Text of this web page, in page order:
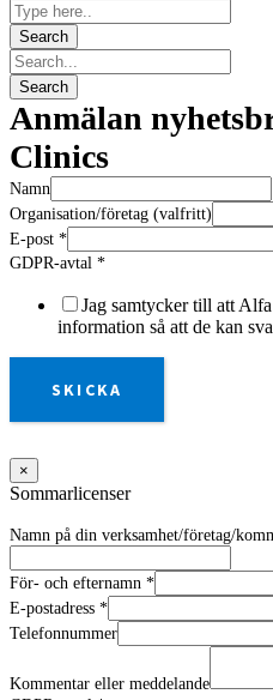
Anmälan
Clinics
Namn
Organisation/företag (valfritt)
E-post *
GDPR-avtal *
Jag samtycker till att
information så att de kan
SKICKA
×
Sommarlicenser
Namn på din verksamhet/företag/
För- och efternamn *
E-postadress *
Telefonnummer
Kommentar eller meddelande